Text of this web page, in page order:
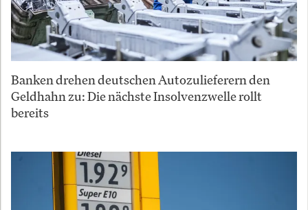
Banken drehen deutschen Autozulieferern den
Geldhahn zu: Die nächste Insolvenzwelle rollt
bereits